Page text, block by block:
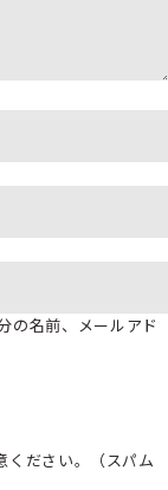
の名前、メールアド
ください。（スパム